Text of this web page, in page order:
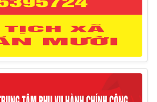
– 14/3/2025)
thực hiện Cưỡng chế buộc thực
hậu quả trong lĩnh vực đất đai
ký tiếp công dân định kỳ đợt 01